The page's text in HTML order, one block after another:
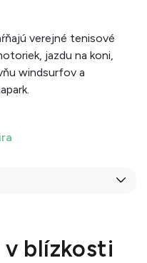
verejné tenisové
jazdu na koni,
windsurfov a
v blízkosti